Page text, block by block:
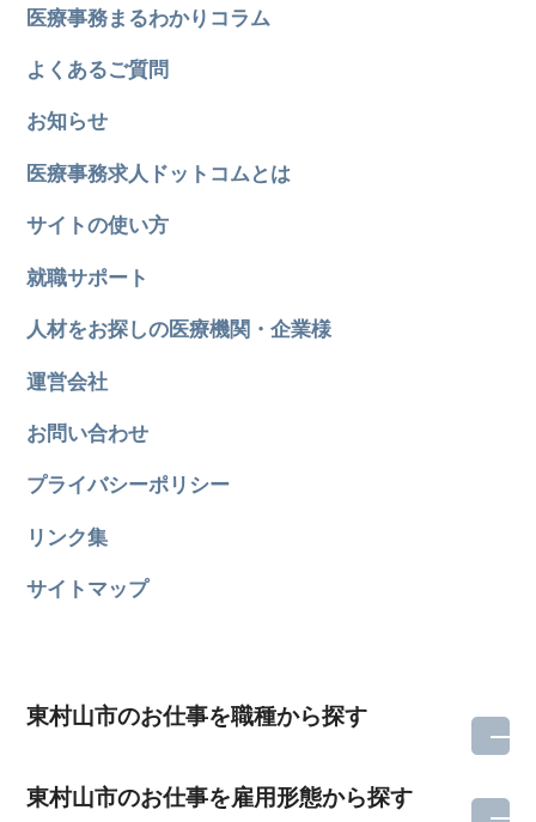
医療事務まるわかりコラム
よくあるご質問
お知らせ
医療事務求人ドットコムとは
サイトの使い方
就職サポート
人材をお探しの医療機関・企業様
運営会社
お問い合わせ
プライバシーポリシー
リンク集
サイトマップ
東村山市のお仕事を職種から探す
東村山市のお仕事を雇用形態から探す